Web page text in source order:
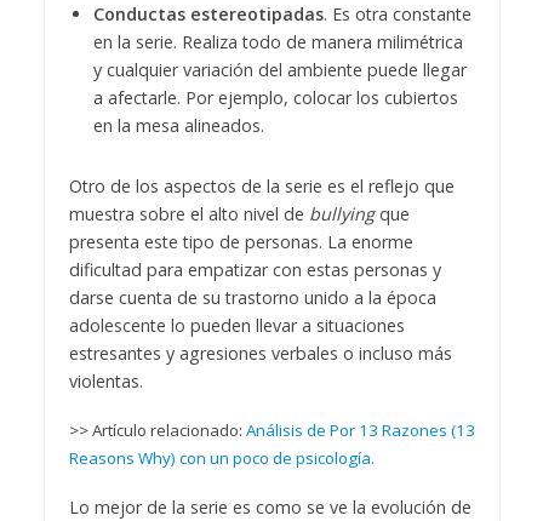
Conductas estereotipadas. Es otra constante
en la serie. Realiza todo de manera milimétrica
y cualquier variación del ambiente puede llegar
a afectarle. Por ejemplo, colocar los cubiertos
en la mesa alineados.
Otro de los aspectos de la serie es el reflejo que
muestra sobre el alto nivel de bullyingque
presenta este tipo de personas. La enorme
dificultad para empatizar con estas personas y
darse cuenta de su trastorno unido a la época
adolescente lo pueden llevar a situaciones
estresantes y agresiones verbales o incluso más
violentas.
>> Artículo relacionado: Análisis de Por 13 Razones (13
Reasons Why) con un poco de psicología.
Lo mejor de la serie es como se ve la evolución de